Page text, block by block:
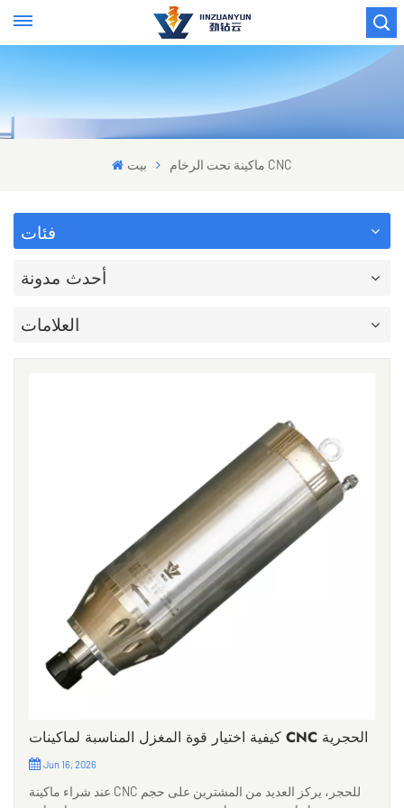
بيت ماكينة نحت الرخام CNC
فئات
أحدث مدونة
العلامات
كيفية اختيار قوة المغزل المناسبة لماكينات CNC الحجرية
Jun 16, 2026
عند شراء ماكينة CNC للحجر، يركز العديد من المشترين على حجم